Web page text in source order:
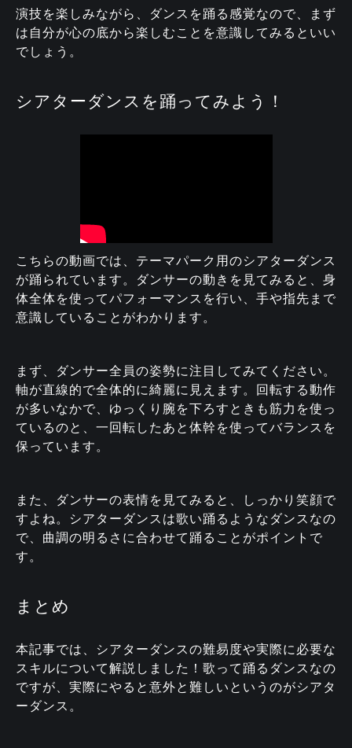
演技を楽しみながら、ダンスを踊る感覚なので、まず
は自分が心の底から楽しむことを意識してみるといい
でしょう。
シアターダンスを踊ってみよう！
こちらの動画では、テーマパーク用のシアターダンス
が踊られています。ダンサーの動きを見てみると、身
体全体を使ってパフォーマンスを行い、手や指先まで
意識していることがわかります。
まず、ダンサー全員の姿勢に注目してみてください。
軸が直線的で全体的に綺麗に見えます。回転する動作
が多いなかで、ゆっくり腕を下ろすときも筋力を使っ
ているのと、一回転したあと体幹を使ってバランスを
保っています。
また、ダンサーの表情を見てみると、しっかり笑顔で
すよね。シアターダンスは歌い踊るようなダンスなの
で、曲調の明るさに合わせて踊ることがポイントで
す。
まとめ
本記事では、シアターダンスの難易度や実際に必要な
スキルについて解説しました！歌って踊るダンスなの
ですが、実際にやると意外と難しいというのがシアタ
ーダンス。